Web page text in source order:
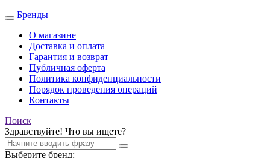
Бренды
О магазине
Доставка и оплата
Гарантия и возврат
Публичная оферта
Политика конфиденциальности
Порядок проведения операций
Контакты
Поиск
Здравствуйте! Что вы ищете?
Выберите бренд: